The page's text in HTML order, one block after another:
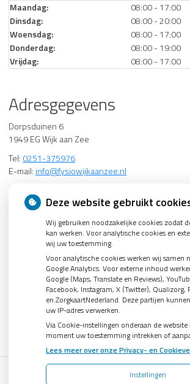
Maandag:
08:00 - 17:00
Dinsdag:
08:00 - 20:00
Woensdag:
08:00 - 17:00
Donderdag:
08:00 - 19:00
Vrijdag:
08:00 - 17:00
Adresgegevens
Dorpsduinen 6
1949 EG Wijk aan Zee
Tel: 0251-375976
E-mail: info@fysiowijkaanzee.nl
1942 EH Beverwijk, Tel: 0251-227339
Informatie
KvK: 34370792
IBAN: NL20 INGB 0007 5314 19
BIC: INGBNL2A
AGB: 04003321
Deze website gebruikt
Wij gebruiken noodzakelijke cookies zodat
kan werken. Voor analytische cookies en
wij uw toestemming.
Voor analytische cookies werken wij samen
Google Analytics. Voor externe inhoud
Google (Maps, Translate en Reviews),
Facebook, Instagram, X (Twitter), Qualizorg,
en ZorgkaartNederland. Deze partijen
uw IP-adres verwerken.
Via Cookie-instellingen onderaan de
moment uw toestemming intrekken of
Lees meer over onze Privacy- en
Instellingen